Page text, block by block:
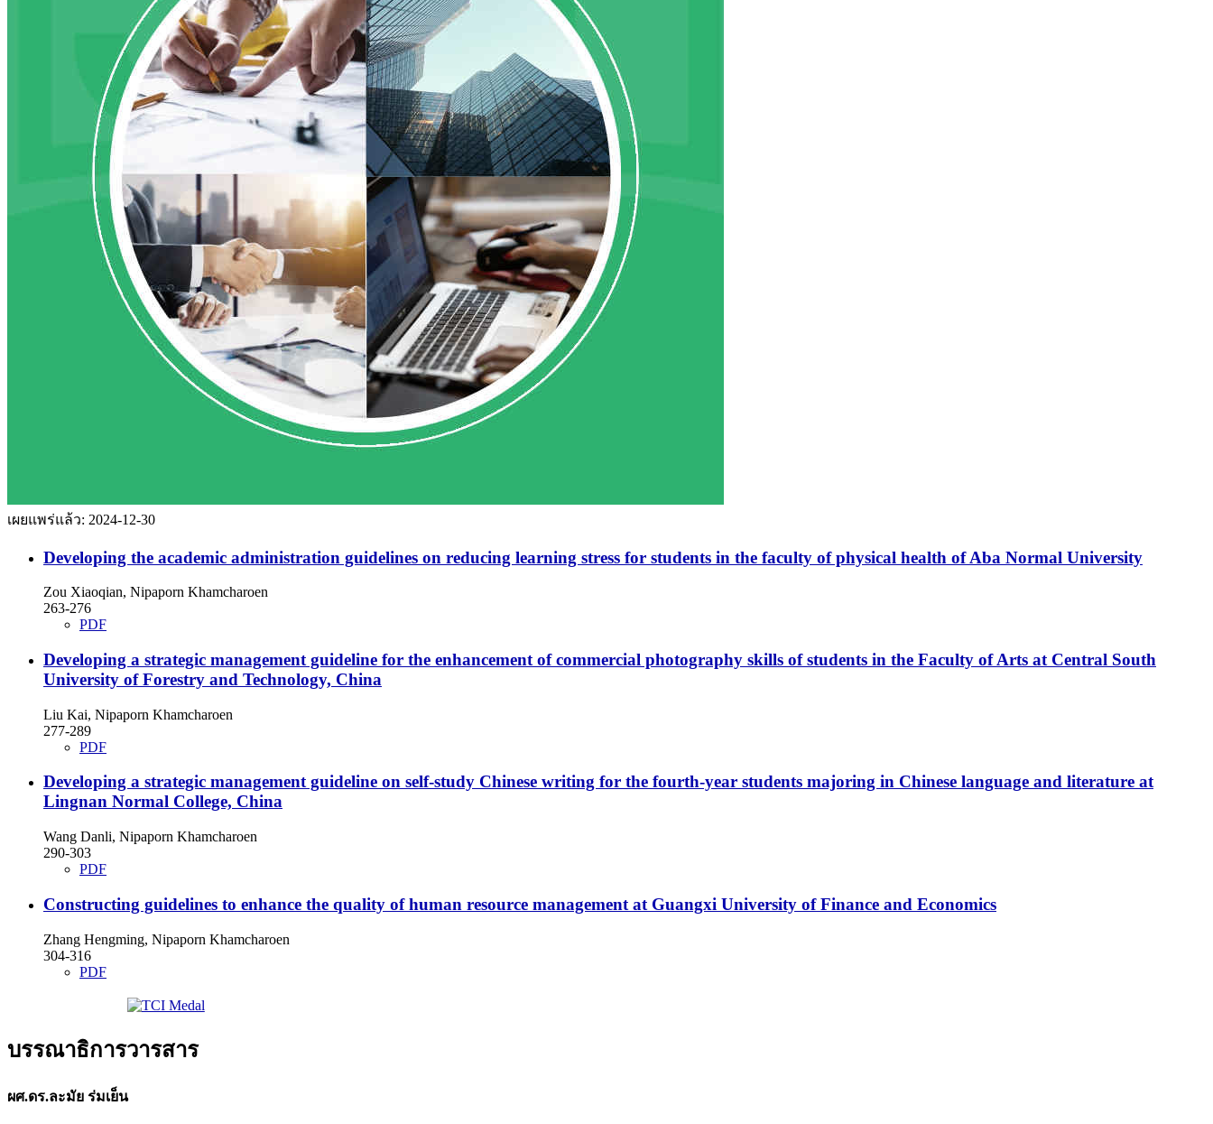
เผยแพร่แล้ว: 2024-12-30
Developing the academic administration guidelines on reducing learning stress for students in the faculty of physical health of Aba Normal University
Zou Xiaoqian, Nipaporn Khamcharoen
263-276
PDF
Developing a strategic management guideline for the enhancement of commercial photography skills of students in the Faculty of Arts at Central South
University of Forestry and Technology, China
Liu Kai, Nipaporn Khamcharoen
277-289
PDF
Developing a strategic management guideline on self-study Chinese writing for the fourth-year students majoring in Chinese language and literature at
Lingnan Normal College, China
Wang Danli, Nipaporn Khamcharoen
290-303
PDF
Constructing guidelines to enhance the quality of human resource management at Guangxi University of Finance and Economics
Zhang Hengming, Nipaporn Khamcharoen
304-316
PDF
บรรณาธิการวารสาร
ผศ.ดร.ละมัย ร่มเย็น